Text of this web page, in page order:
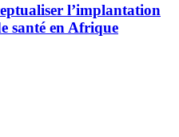
l’implantation
santé en Afrique